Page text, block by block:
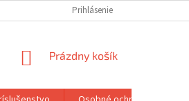
Prihlásenie
NÁKUPNÝ
Prázdny košík